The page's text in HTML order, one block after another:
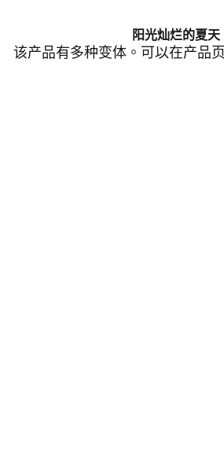
阳光灿烂的夏天
该产品有多种变体。可以在产品